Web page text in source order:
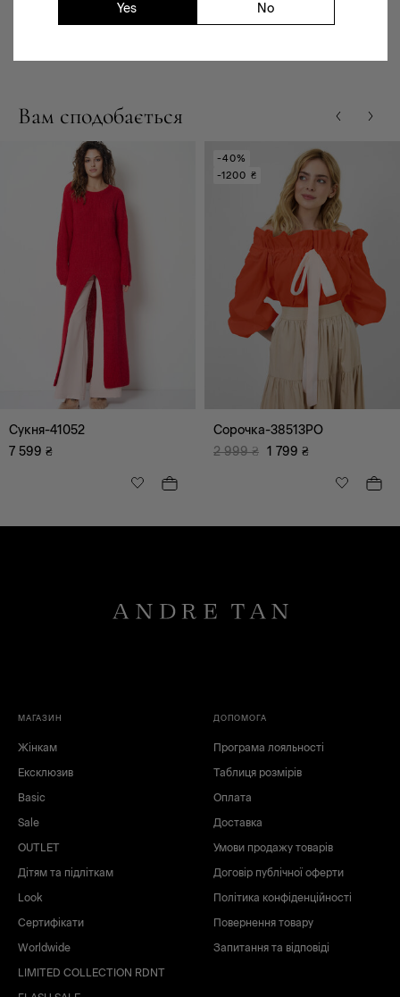
Yes No
Наявність в магазинах
Вам сподобається
Сукня-41052
7 599 ₴
-40%
-1200 ₴
Сорочка-38513PO
2 999 ₴ 1 799 ₴
МАГАЗИН
Жінкам
Ексклюзив
Basic
Sale
OUTLET
Дітям та підліткам
Look
Сертифікати
Worldwide
LIMITED COLLECTION RDNT
ДОПОМОГА
Програма лояльності
Таблиця розмірів
Оплата
Доставка
Умови продажу товарів
Договір публічної оферти
Політика конфіденційності
Повернення товару
Запитання та відповіді